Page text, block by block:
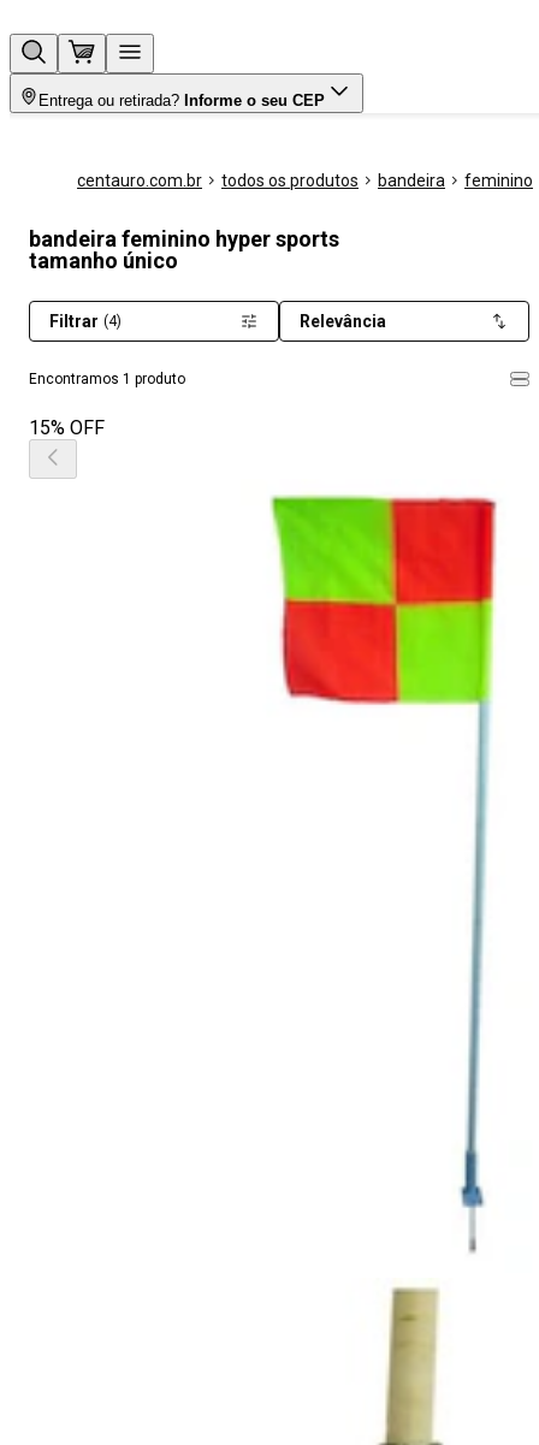
Entrega ou retirada? Informe o seu CEP
centauro.com.br todos os produtos bandeira feminino
bandeira feminino hyper sports
tamanho único
Encontramos 1 produto
Filtrar (4) Relevância
15% OFF